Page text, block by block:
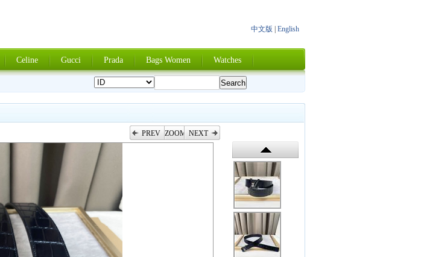
中文版
English
Celine Gucci Prada Bags Women Watches
PREV ZOOM NEXT